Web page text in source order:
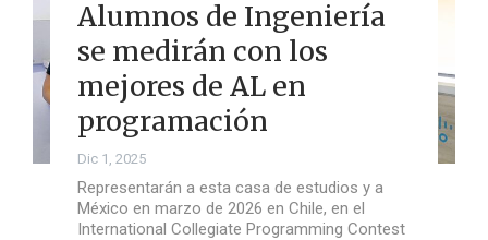
Alumnos de Ingeniería
se medirán con los
mejores de AL en
programación
Dic 1, 2025
Representarán a esta casa de estudios y a
México en marzo de 2026 en Chile, en el
International Collegiate Programming Contest